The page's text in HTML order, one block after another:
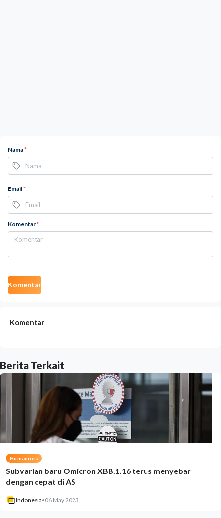
Nama*
Email*
Komentar*
Komentar
Komentar
Berita Terkait
Humaniora
Subvarian baru Omicron XBB.1.16 terus menyebar
dengan cepat di AS
Indonesia•06 May 2023